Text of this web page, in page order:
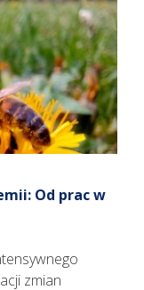
Od prac w
zmian